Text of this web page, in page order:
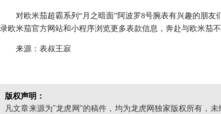
对欧米茄超霸系列“月之暗面”阿波罗8号腕表有兴趣的朋
录欧米茄官方网站和小程序浏览更多表款信息，奔赴与欧米茄
来源：表叔王寂
版权声明：
凡文章来源为"龙虎网"的稿件，均为龙虎网独家版权所有，